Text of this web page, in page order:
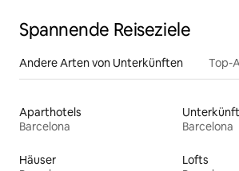
Spannende Reiseziele
Andere Arten von Unterkünften Top-
Aparthotels
Barcelona
Barcelona
Häuser
Lofts